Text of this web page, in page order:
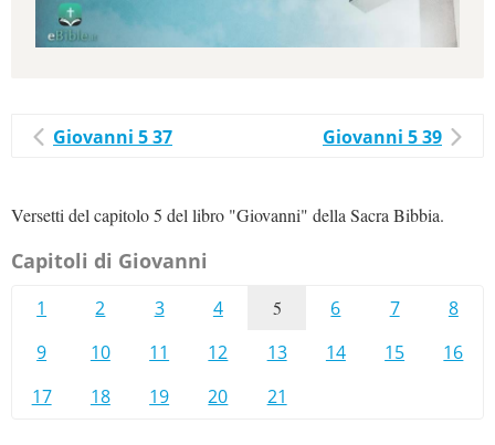
Giovanni 5 37 Giovanni 5 39
Versetti del capitolo 5 del libro "Giovanni" della Sacra Bibbia.
Capitoli di Giovanni
1 2 3 4 5 6 7
8
9
10 11 12 13 14 15
16
17
18 19 20 21